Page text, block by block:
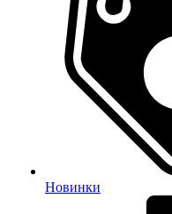
Новинки